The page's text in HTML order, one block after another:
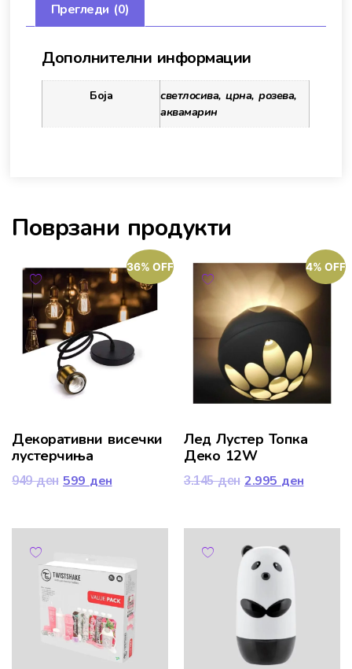
Прегледи (0)
Дополнителни информации
Боја
светлосива, црна, розева,
аквамарин
Поврзани продукти
36% OFF
Декоративни висечки
лустерчиња
949ден 599 ден
4% OFF
Лед Лустер Топка
Деко 12W
3.145ден 2.995 ден